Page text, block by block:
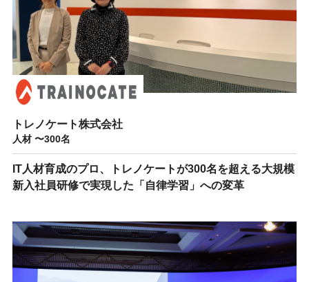
トレノケート株式会社
人材 〜300名
IT人材育成のプロ、トレノケートが300名を超える大規模
新入社員研修で実現した「自律学習」への変革